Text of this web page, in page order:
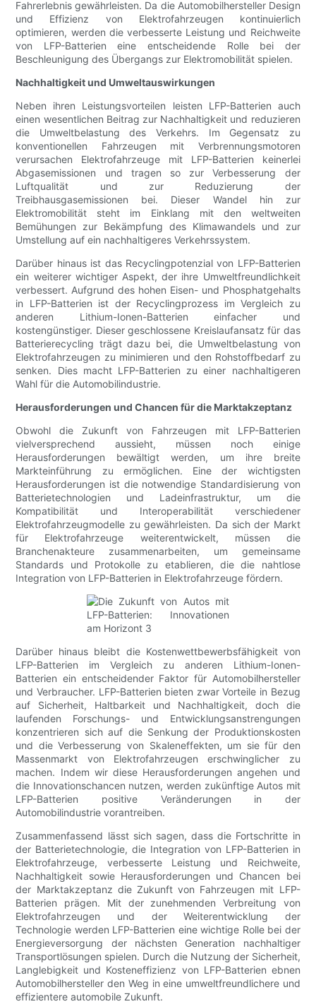
Fahrerlebnis gewährleisten. Da die Automobilhersteller Design
und Effizienz von Elektrofahrzeugen kontinuierlich
optimieren, werden die verbesserte Leistung und Reichweite
von LFP-Batterien eine entscheidende Rolle bei der
Beschleunigung des Übergangs zur Elektromobilität spielen.
Nachhaltigkeit und Umweltauswirkungen
Neben ihren Leistungsvorteilen leisten LFP-Batterien auch
einen wesentlichen Beitrag zur Nachhaltigkeit und reduzieren
die Umweltbelastung des Verkehrs. Im Gegensatz zu
konventionellen Fahrzeugen mit Verbrennungsmotoren
verursachen Elektrofahrzeuge mit LFP-Batterien keinerlei
Abgasemissionen und tragen so zur Verbesserung der
Luftqualität und zur Reduzierung der
Treibhausgasemissionen bei. Dieser Wandel hin zur
Elektromobilität steht im Einklang mit den weltweiten
Bemühungen zur Bekämpfung des Klimawandels und zur
Umstellung auf ein nachhaltigeres Verkehrssystem.
Darüber hinaus ist das Recyclingpotenzial von LFP-Batterien
ein weiterer wichtiger Aspekt, der ihre Umweltfreundlichkeit
verbessert. Aufgrund des hohen Eisen- und Phosphatgehalts
in LFP-Batterien ist der Recyclingprozess im Vergleich zu
anderen Lithium-Ionen-Batterien einfacher und
kostengünstiger. Dieser geschlossene Kreislaufansatz für das
Batterierecycling trägt dazu bei, die Umweltbelastung von
Elektrofahrzeugen zu minimieren und den Rohstoffbedarf zu
senken. Dies macht LFP-Batterien zu einer nachhaltigeren
Wahl für die Automobilindustrie.
Herausforderungen und Chancen für die Marktakzeptanz
Obwohl die Zukunft von Fahrzeugen mit LFP-Batterien
vielversprechend aussieht, müssen noch einige
Herausforderungen bewältigt werden, um ihre breite
Markteinführung zu ermöglichen. Eine der wichtigsten
Herausforderungen ist die notwendige Standardisierung von
Batterietechnologien und Ladeinfrastruktur, um die
Kompatibilität und Interoperabilität verschiedener
Elektrofahrzeugmodelle zu gewährleisten. Da sich der Markt
für Elektrofahrzeuge weiterentwickelt, müssen die
Branchenakteure zusammenarbeiten, um gemeinsame
Standards und Protokolle zu etablieren, die die nahtlose
Integration von LFP-Batterien in Elektrofahrzeuge fördern.
Darüber hinaus bleibt die Kostenwettbewerbsfähigkeit von
LFP-Batterien im Vergleich zu anderen Lithium-Ionen-
Batterien ein entscheidender Faktor für Automobilhersteller
und Verbraucher. LFP-Batterien bieten zwar Vorteile in Bezug
auf Sicherheit, Haltbarkeit und Nachhaltigkeit, doch die
laufenden Forschungs- und Entwicklungsanstrengungen
konzentrieren sich auf die Senkung der Produktionskosten
und die Verbesserung von Skaleneffekten, um sie für den
Massenmarkt von Elektrofahrzeugen erschwinglicher zu
machen. Indem wir diese Herausforderungen angehen und
die Innovationschancen nutzen, werden zukünftige Autos mit
LFP-Batterien positive Veränderungen in der
Automobilindustrie vorantreiben.
Zusammenfassend lässt sich sagen, dass die Fortschritte in
der Batterietechnologie, die Integration von LFP-Batterien in
Elektrofahrzeuge, verbesserte Leistung und Reichweite,
Nachhaltigkeit sowie Herausforderungen und Chancen bei
der Marktakzeptanz die Zukunft von Fahrzeugen mit LFP-
Batterien prägen. Mit der zunehmenden Verbreitung von
Elektrofahrzeugen und der Weiterentwicklung der
Technologie werden LFP-Batterien eine wichtige Rolle bei der
Energieversorgung der nächsten Generation nachhaltiger
Transportlösungen spielen. Durch die Nutzung der Sicherheit,
Langlebigkeit und Kosteneffizienz von LFP-Batterien ebnen
Automobilhersteller den Weg in eine umweltfreundlichere und
effizientere automobile Zukunft.